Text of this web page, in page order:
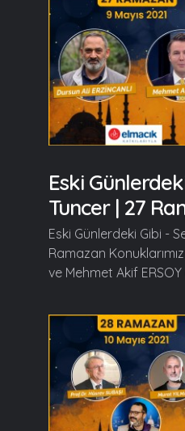
Eski
Tuncer | 27
Eski Günlerdeki Gibi -
Ramazan
ve Mehmet Akif